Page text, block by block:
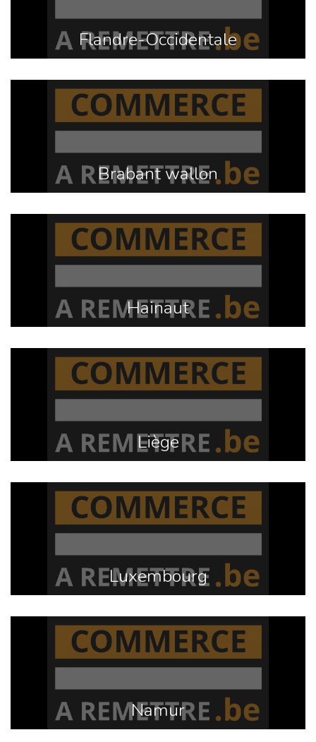
Flandre-Occidentale
Brabant wallon
Hainaut
Liège
Luxembourg
Namur